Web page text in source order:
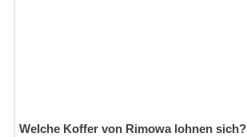
Welche Koffer von Rimowa lohnen sich?